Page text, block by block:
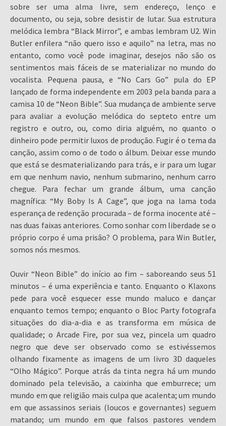
sobre ser uma alma livre, sem endereço, lenço e
documento, ou seja, sobre desistir de lutar. Sua estrutura
melódica lembra “Black Mirror”, e ambas lembram U2. Win
Butler enfilera “não quero isso e aquilo” na letra, mas no
entanto, como você pode imaginar, desejos não são os
sentimentos mais fáceis de se materializar no mundo do
vocalista. Pequena pausa, e “No Cars Go” pula do EP
lançado de forma independente em 2003 pela banda para a
camisa 10 de “Neon Bible”. Sua mudança de ambiente serve
para avaliar a evolução melódica do septeto entre um
registro e outro, ou, como diria alguém, no quanto o
dinheiro pode permitir luxos de produção. Fugir é o tema da
canção, assim como o de todo o álbum. Deixar esse mundo
que está se desmaterializando para trás, e ir para um lugar
em que nenhum navio, nenhum submarino, nenhum carro
chegue. Para fechar um grande álbum, uma canção
magnífica: “My Boby Is A Cage”, que joga na lama toda
esperança de redenção procurada – de forma inocente até –
nas duas faixas anteriores. Como sonhar com liberdade se o
próprio corpo é uma prisão? O problema, para Win Butler,
somos nós mesmos.
Ouvir “Neon Bible” do início ao fim – saboreando seus 51
minutos – é uma experiência e tanto. Enquanto o Klaxons
pede para você esquecer esse mundo maluco e dançar
enquanto temos tempo; enquanto o Bloc Party fotografa
situações do dia-a-dia e as transforma em música de
qualidade; o Arcade Fire, por sua vez, pincela um quadro
negro que deve ser observado como se estivéssemos
olhando fixamente as imagens de um livro 3D daqueles
“Olho Mágico”. Porque atrás da tinta negra há um mundo
dominado pela televisão, a caixinha que emburrece; um
mundo em que religião mais culpa que acalenta; um mundo
em que assassinos seriais (loucos e governantes) seguem
matando; um mundo em que falsos pastores vendem